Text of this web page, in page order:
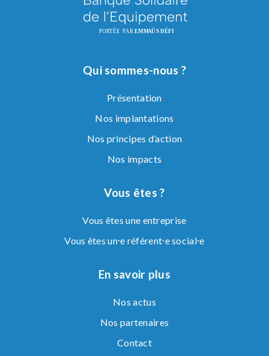
Qui sommes-nous ?
Présentation
Nos implantations
Nos principes d’action
Nos impacts
Vous êtes ?
Vous êtes une entreprise
Vous êtes un⸱e référent⸱e social⸱e
En savoir plus
Nos actus
Nos partenaires
Contact